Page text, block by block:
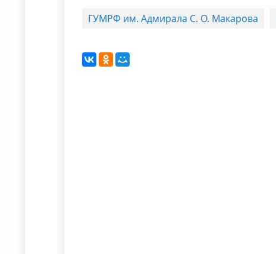
ГУМРФ им. Адмирала С. О. Макарова